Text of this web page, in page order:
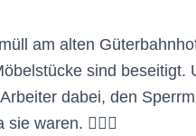
am alten
sind beseitigt.
dabei, den
waren. 👍🏻😄